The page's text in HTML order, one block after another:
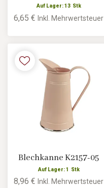
Auf Lager: 13 Stk
6,65 €Inkl. Mehrwertsteuer
Blechkanne K2157-05
Auf Lager: 1 Stk
8,96 €Inkl. Mehrwertsteuer